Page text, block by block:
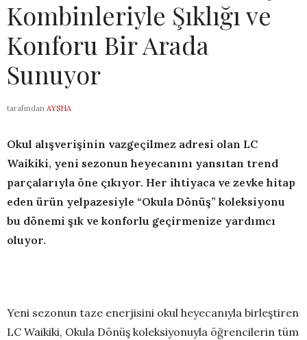
Kombinleriyle Şıklığı ve
Konforu Bir Arada
Sunuyor
tarafından AYSHA
Okul alışverişinin vazgeçilmez adresi olan LC
Waikiki, yeni sezonun heyecanını yansıtan trend
parçalarıyla öne çıkıyor. Her ihtiyaca ve zevke hitap
eden ürün yelpazesiyle “Okula Dönüş” koleksiyonu
bu dönemi şık ve konforlu geçirmenize yardımcı
oluyor.
Yeni sezonun taze enerjisini okul heyecanıyla birleştiren
LC Waikiki, Okula Dönüş koleksiyonuyla öğrencilerin tüm